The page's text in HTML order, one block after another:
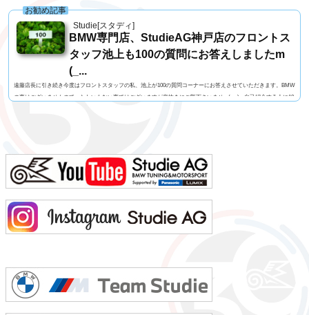
Studie[スタディ]
お勧め記事
BMW専門店、StudieAG神戸店のフロントス
タッフ池上も100の質問にお答えしましたm
(_...
遠藤店長に引き続き今度はフロントスタッフの私、池上が100の質問コーナーにお答えさせていただきます。BMW
の事はございませんので、たわいもない事ではございますが息抜きにご覧下さいませm(_ _)m自己紹介する人に10